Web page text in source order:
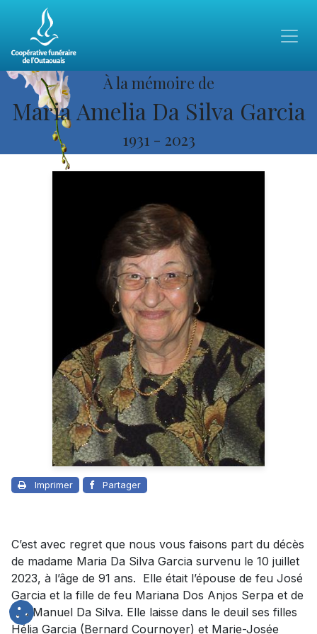
À la mémoire de
Maria Amelia Da Silva Garcia
1931 - 2023
Imprimer Partager
C’est avec regret que nous vous faisons part du décès
de madame Maria Da Silva Garcia survenu le 10 juillet
2023, à l’âge de 91 ans. Elle était l’épouse de feu José
Garcia et la fille de feu Mariana Dos Anjos Serpa et de
feu Manuel Da Silva. Elle laisse dans le deuil ses filles
Hélia Garcia (Bernard Cournoyer) et Marie-Josée